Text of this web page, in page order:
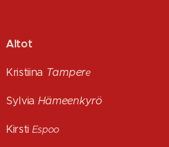
Altot
Kristiina Tampere
Sylvia Hämeenkyrö
Kirsti Espoo